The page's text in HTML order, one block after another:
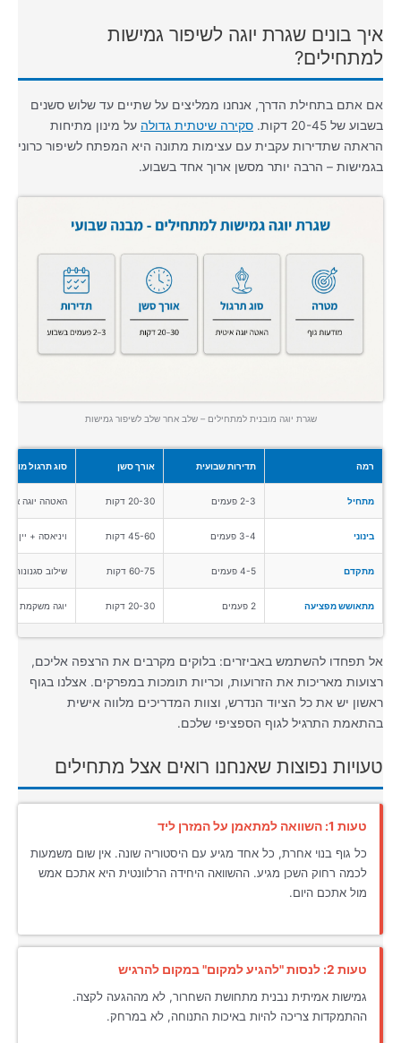
איך בונים שגרת יוגה לשיפור גמישות
למתחילים?
אם אתם בתחילת הדרך, אנחנו ממליצים על שתיים עד שלוש סשנים
בשבוע של 20-45 דקות.
סקירה שיטתית גדולה על מינון מתיחות
הראתה שתדירות עקבית עם עצימות מתונה היא המפתח לשיפור כרוני
בגמישות – הרבה יותר מסשן ארוך אחד בשבוע.
שגרת יוגה מובנית למתחילים – שלב אחר שלב לשיפור גמישות
רמה תדירות שבועית אורך סשן סוג תרגול מומלץ
מתחיל 2-3 פעמים 20-30 דקות האטהה יוגה
בינוני 3-4 פעמים 45-60 דקות ויניאסה + יין יוגה
מתקדם 4-5 פעמים 60-75 דקות שילוב סגנונות
מתאושש מפציעה 2 פעמים 20-30 דקות יוגה משקמת
אל תפחדו להשתמש באביזרים: בלוקים מקרבים את הרצפה אליכם,
רצועות מאריכות את הזרועות, וכריות תומכות במפרקים. אצלנו בגוף
ראשון יש את כל הציוד הנדרש, וצוות המדריכים מלווה אישית
בהתאמת התרגיל לגוף הספציפי שלכם.
טעויות נפוצות שאנחנו רואים אצל מתחילים
טעות 1: השוואה למתאמן על המזרן ליד
כל גוף בנוי אחרת, כל אחד מגיע עם היסטוריה שונה. אין שום משמעות
לכמה רחוק השכן מגיע. ההשוואה היחידה הרלוונטית היא אתכם אמש
מול אתכם היום.
טעות 2: לנסות "להגיע למקום" במקום להרגיש
גמישות אמיתית נבנית מתחושת השחרור, לא מההגעה לקצה.
ההתמקדות צריכה להיות באיכות התנוחה, לא במרחק.